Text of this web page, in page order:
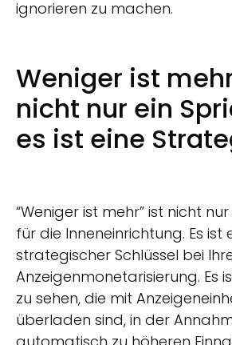
ignorieren zu machen.
Weniger ist
nicht nur ein
es ist eine
“Weniger ist mehr” ist nicht
für die Inneneinrichtung. Es ist
strategischer Schlüssel bei
Anzeigenmonetarisierung. Es
zu sehen, die mit
überladen sind, in der